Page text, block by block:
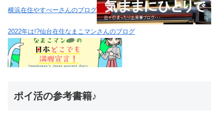
横浜在住やすべーさんのブログ
2022年は!?仙台在住なまこマンさんのブログ
ポイ活の参考書籍♪